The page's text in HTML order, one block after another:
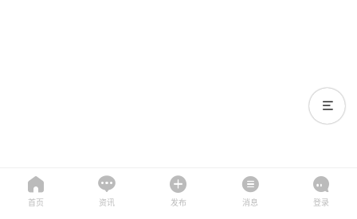
首页 资讯 发布 消息 登录